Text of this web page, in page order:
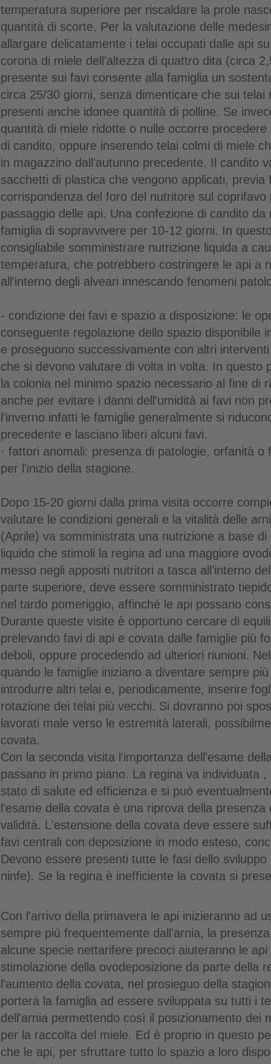
temperatura superiore per riscaldare la prole
quantità di scorte. Per la valutazione delle
allargare delicatamente i telai occupati dalle api
corona di miele dell'altezza di quattro dita (circa
presente sui favi consente alla famiglia un
circa 25/30 giorni, senza dimenticare che sui telai
presenti anche idonee quantità di polline. Se
quantità di miele ridotte o nulle occorre
di candito, oppure inserendo telai colmi di miele
in magazzino dall'autunno precedente. Il candito
sacchetti di plastica che vengono applicati, previa
corrispondenza del foro del nutritore sul
passaggio delle api. Una confezione di candito
famiglia di sopravvivere per 10-12 giorni. In
consigliabile somministrare nutrizione liquida a
temperatura, che potrebbero costringere le api a
all'interno degli alveari innescando fenomeni
- condizione dei favi e spazio a disposizione: le
conseguente regolazione dello spazio disponibile
e proseguono successivamente con altri
che si devono valutare di volta in volta. In questo
la colonia nel minimo spazio necessario al fine di
anche per evitare i danni dell'umidità ai favi non
l'inverno infatti le famiglie generalmente si
precedente e lasciano liberi alcuni favi.
· fattori anomali: presenza di patologie, orfanità o
per l'inizio della stagione.
Dopo 15-20 giorni dalla prima visita occorre
valutare le condizioni generali e la vitalità delle
(Aprile) va somministrata una nutrizione a base
liquido che stimoli la regina ad una maggiore
messo negli appositi nutritori a tasca all'interno
parte superiore, deve essere somministrato
nel tardo pomeriggio, affinché le api possano
Durante queste visite è opportuno cercare di
prelevando favi di api e covata dalle famiglie più
deboli, oppure procedendo ad ulteriori riunioni.
quando le famiglie iniziano a diventare sempre
introdurre altri telai e, periodicamente, inserire
rotazione dei telai più vecchi. Si dovranno poi
lavorati male verso le estremità laterali,
covata.
Con la seconda visita l'importanza dell'esame
passano in primo piano. La regina va individuata
stato di salute ed efficienza e si può
l'esame della covata è una riprova della
validità. L'estensione della covata deve essere
favi centrali con deposizione in modo esteso,
Devono essere presenti tutte le fasi dello
ninfe). Se la regina è inefficiente la covata si
Con l'arrivo della primavera le api inizieranno ad
sempre più frequentemente dall'arnia, la
alcune specie nettarifere precoci aiuteranno le api
stimolazione della ovodeposizione da parte della
l'aumento della covata, nel prosieguo della
porterà la famiglia ad essere sviluppata su tutti i
dell'arnia permettendo così il posizionamento dei
per la raccolta del miele. Ed è proprio in questo
che le api, per sfruttare tutto lo spazio a loro